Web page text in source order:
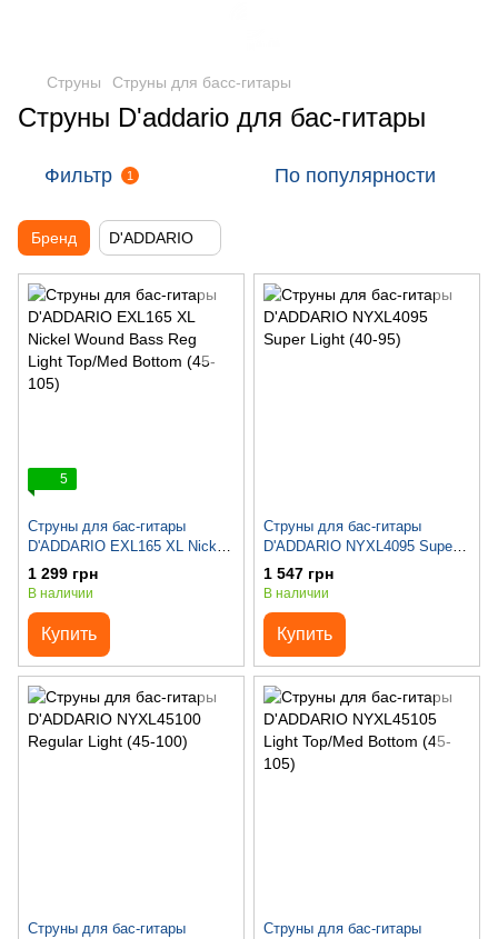
Струны Струны для басс-гитары
Струны D'addario для бас-гитары
Фильтр 1 По популярности
Бренд D'ADDARIO
5
Струны для бас-гитары
D'ADDARIO EXL165 XL Nickel
Wound Bass Reg Light
Top/Med Bottom (45-105)
1 299 грн
В наличии
Купить
Струны для бас-гитары
D'ADDARIO NYXL4095 Super
Light (40-95)
1 547 грн
В наличии
Купить
Струны для бас-гитары
Струны для бас-гитары